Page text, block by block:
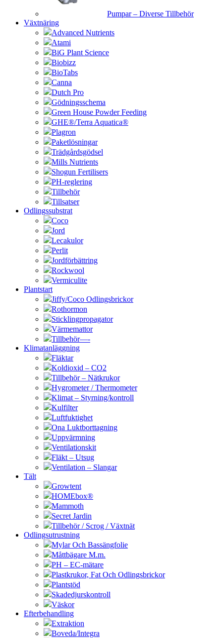
Pumpar – Diverse Tillbehör
Växtnäring
Advanced Nutrients
Atami
BiG Plant Science
Biobizz
BioTabs
Canna
Dutch Pro
Gödningsschema
Green House Powder Feeding
GHE®/Terra Aquatica®
Plagron
Paketlösningar
Trädgårdsgödsel
Mills Nutrients
Shogun Fertilisers
PH-reglering
Tillbehör
Tillsatser
Odlingssubstrat
Coco
Jord
Lecakulor
Perlit
Jordförbättring
Rockwool
Vermiculite
Plantstart
Jiffy/Coco Odlingsbrickor
Rothormon
Sticklingpropagator
Värmemattor
Tillbehör—-
Klimatanläggning
Fläktar
Koldioxid – CO2
Tillbehör – Nätkrukor
Hygrometer / Thermometer
Klimat – Styrning/kontroll
Kulfilter
Luftfuktighet
Ona Luktborttagning
Uppvärmning
Ventilationskit
Fläkt – Utsug
Ventilation – Slangar
Tält
Growtent
HOMEbox®
Mammoth
Secret Jardin
Tillbehör / Scrog / Växtnät
Odlingsutrustning
Mylar Och Bassängfolie
Måttbägare M.m.
PH – EC-mätare
Plastkrukor, Fat Och Odlingsbrickor
Plantstöd
Skadedjurskontroll
Väskor
Efterbehandling
Extraktion
Boveda/Integra